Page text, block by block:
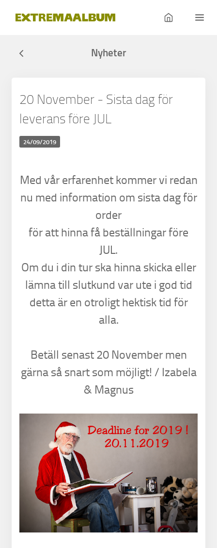
Nyheter
20 November - Sista dag för
leverans före JUL
24/09/2019
Med vår erfarenhet kommer vi redan
nu med information om sista dag för
order
för att hinna få beställningar före
JUL.
Om du i din tur ska hinna skicka eller
lämna till slutkund var ute i god tid
detta är en otroligt hektisk tid för
alla.
Betäll senast 20 November men
gärna så snart som möjligt! / Izabela
& Magnus